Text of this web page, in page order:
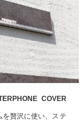
COVER
贅沢に使い、ステ